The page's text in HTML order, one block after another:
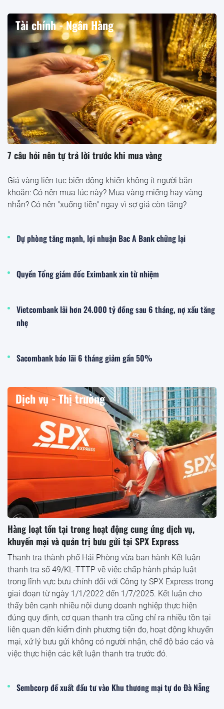
Tài chính - Ngân Hàng
7 câu hỏi nên tự trả lời trước khi mua vàng
Giá vàng liên tục biến động khiến không ít người băn
khoăn: Có nên mua lúc này? Mua vàng miếng hay vàng
nhẫn? Có nên "xuống tiền" ngay vì sợ giá còn tăng?
Dự phòng tăng mạnh, lợi nhuận Bac A Bank chững lại
Quyền Tổng giám đốc Eximbank xin từ nhiệm
Vietcombank lãi hơn 24.000 tỷ đồng sau 6 tháng, nợ xấu tăng
nhẹ
Sacombank báo lãi 6 tháng giảm gần 50%
Dịch vụ - Thị trường
Hàng loạt tồn tại trong hoạt động cung ứng dịch vụ,
khuyến mại và quản trị bưu gửi tại SPX Express
Thanh tra thành phố Hải Phòng vừa ban hành Kết luận
thanh tra số 49/KL-TTTP về việc chấp hành pháp luật
trong lĩnh vực bưu chính đối với Công ty SPX Express trong
giai đoạn từ ngày 1/1/2022 đến 1/7/2025. Kết luận cho
thấy bên cạnh nhiều nội dung doanh nghiệp thực hiện
đúng quy định, cơ quan thanh tra cũng chỉ ra nhiều tồn tại
liên quan đến kiểm định phương tiện đo, hoạt động khuyến
mại, xử lý bưu gửi không có người nhận, chế độ báo cáo và
việc thực hiện các kết luận thanh tra trước đó.
Sembcorp đề xuất đầu tư vào Khu thương mại tự do Đà Nẵng